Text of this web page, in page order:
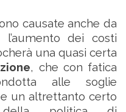
causate anche da
dei costi
una quasi certa
, che con fatica
alle soglie
un altrettanto certo